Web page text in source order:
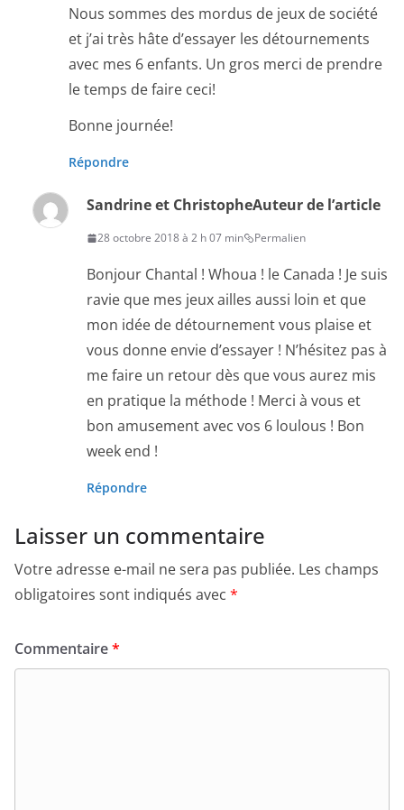
Nous sommes des mordus de jeux de société
et j’ai très hâte d’essayer les détournements
avec mes 6 enfants. Un gros merci de prendre
le temps de faire ceci!
Bonne journée!
Répondre
Sandrine et ChristopheAuteur de l’article
28 octobre 2018 à 2 h 07 min Permalien
Bonjour Chantal ! Whoua ! le Canada ! Je suis
ravie que mes jeux ailles aussi loin et que
mon idée de détournement vous plaise et
vous donne envie d’essayer ! N’hésitez pas à
me faire un retour dès que vous aurez mis
en pratique la méthode ! Merci à vous et
bon amusement avec vos 6 loulous ! Bon
week end !
Répondre
Laisser un commentaire
Votre adresse e-mail ne sera pas publiée. Les champs
obligatoires sont indiqués avec *
Commentaire*